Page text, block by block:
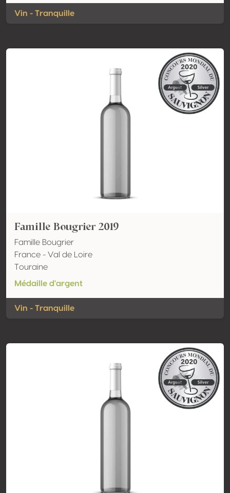
Vin - Tranquille
Famille Bougrier 2019
Famille Bougrier
France - Val de Loire
Touraine
Médaille d'argent
Vin - Tranquille